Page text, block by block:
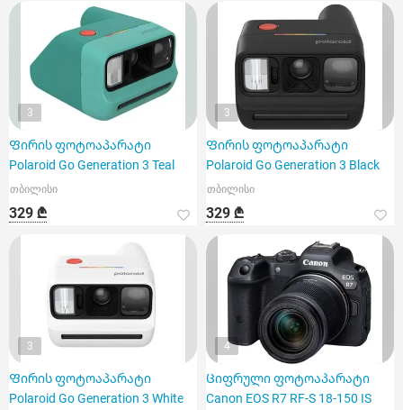
3
Ფირის ფოტოაპარატი
Polaroid Go Generation 3 Teal
თბილისი
329 ₾
3
Ფირის ფოტოაპარატი
Polaroid Go Generation 3 Black
თბილისი
329 ₾
3
Ფირის ფოტოაპარატი
Polaroid Go Generation 3 White
4
Ციფრული ფოტოაპარატი
Canon EOS R7 RF-S 18-150 IS